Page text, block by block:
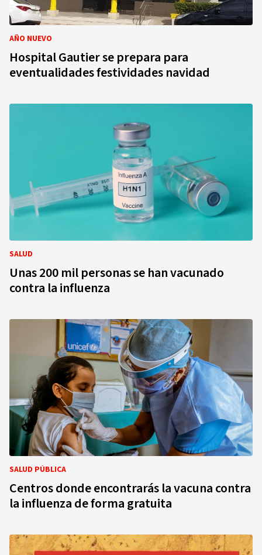
AÑO NUEVO
Hospital Gautier se prepara para
eventualidades festividades navidad
SALUD
Unas 200 mil personas se han vacunado
contra la influenza
SALUD PÚBLICA
Centros donde encontrarás la vacuna contra
la influenza de forma gratuita